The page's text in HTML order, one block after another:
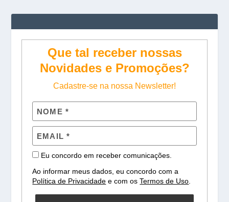
Que tal receber nossas
Novidades e Promoções?
Cadastre-se na nossa Newsletter!
Eu concordo em receber comunicações.
Ao informar meus dados, eu concordo com a
Política de Privacidade e com osTermos de Uso